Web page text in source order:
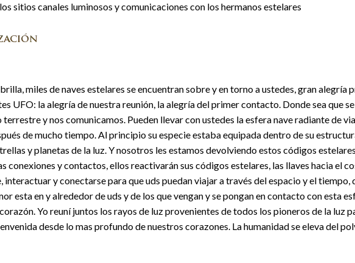
sitios canales luminosos y comunicaciones con los hermanos estelares
miles de naves estelares se encuentran sobre y en torno a ustedes, gran
UFO: la alegría de nuestra reunión, la alegría del primer contacto. Donde sea que
y nos comunicamos. Pueden llevar con ustedes la esfera nave radiante de
de mucho tiempo. Al principio su especie estaba equipada dentro de su
y planetas de la luz. Y nosotros les estamos devolviendo estos códigos
conexiones y contactos, ellos reactivarán sus códigos estelares, las llaves hacia el
y conectarse para que uds puedan viajar a través del espacio y el tiempo,
esta en y alrededor de uds y de los que vengan y se pongan en contacto con esta
Yo reuní juntos los rayos de luz provenientes de todos los pioneros de la luz
desde lo mas profundo de nuestros corazones. La humanidad se eleva del